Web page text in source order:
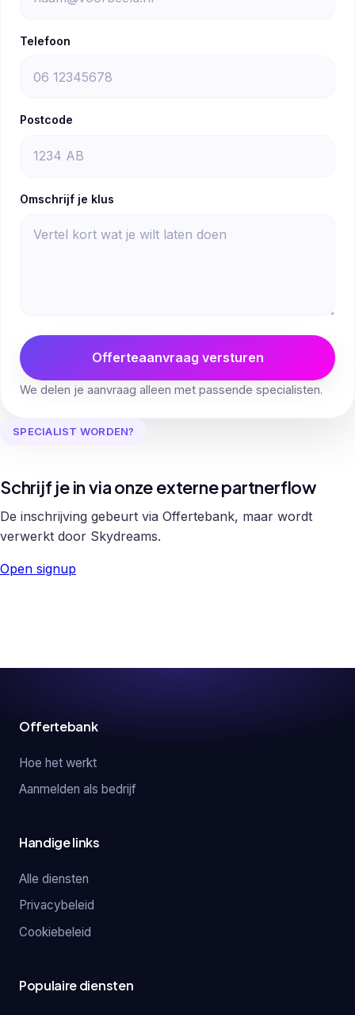
Telefoon
Postcode
Omschrijf je klus
Offerteaanvraag versturen
We delen je aanvraag alleen met passende specialisten.
SPECIALIST WORDEN?
Schrijf je in via onze externe partnerflow
De inschrijving gebeurt via Offertebank, maar wordt
verwerkt door Skydreams.
Open signup
Offertebank
Hoe het werkt
Aanmelden als bedrijf
Handige links
Alle diensten
Privacybeleid
Cookiebeleid
Populaire diensten